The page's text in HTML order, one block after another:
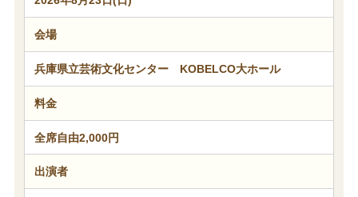
会場
兵庫県立芸術文化センター KOBELCO大ホール
料金
全席自由2,000円
出演者